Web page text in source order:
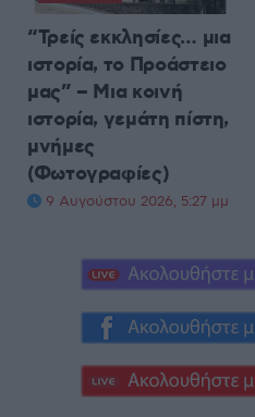
“Τρείς εκκλησίες… μια
ιστορία, το Προάστειο
μας” – Μια κοινή
ιστορία, γεμάτη πίστη,
μνήμες
(Φωτογραφίες)
9 Αυγούστου 2026, 5:27 μμ